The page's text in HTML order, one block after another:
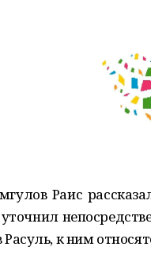
Раис
к ним